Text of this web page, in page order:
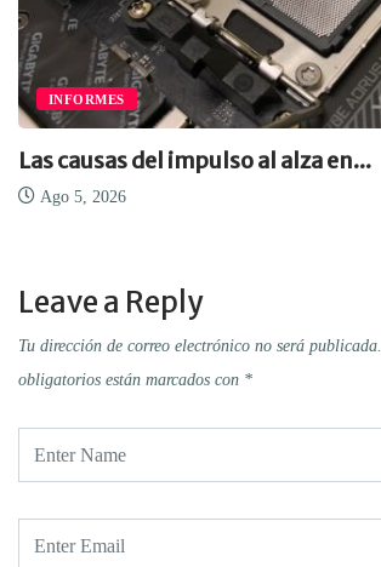
INFORMES
Las causas del impulso al alza en...
Ago 5, 2026
Leave a Reply
Tu dirección de correo electrónico no será publicada.
obligatorios están marcados con *